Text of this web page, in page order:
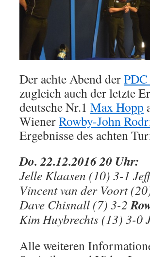
Der achte Abend der
zugleich auch der letzte
deutsche Nr.1 Max Hopp
WienerRowby-John
Ergebnisse des achten
Do. 22.12.2016 20 Uhr:
Jelle Klaasen (10) 3-1
Vincent van der Voort
Dave Chisnall (7) 3-2
Kim Huybrechts (13) 3-0
Alle weiteren